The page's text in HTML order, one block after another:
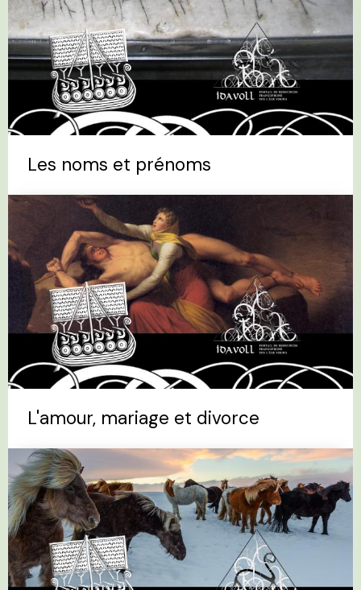
Les noms et prénoms
L'amour, mariage et divorce